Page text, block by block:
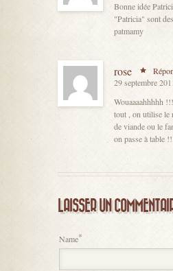
Bonne idée
"Patricia" sont
patmamy
rose
29 septembre
Wouaaaahhhhh
tout , on utilise le
de viande ou le
on passe à table
LAISSER UN
Name*